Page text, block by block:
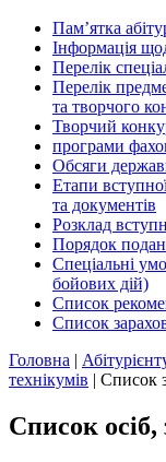
Пам’ятка
Інформація
Перелік
Перелік
та творчого
Творчий
програми
Обсяги
Етапи
та документів
Розклад
Порядок
Спеціальні
бойових дій)
Список
Список
Головна |
технікумів | Список
Список